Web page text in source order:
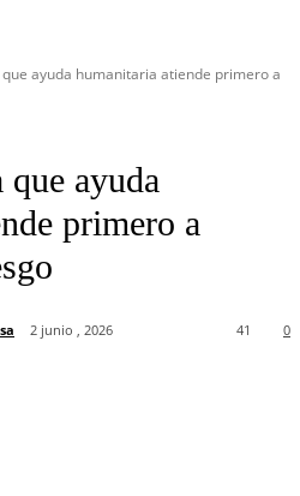
ayuda humanitaria atiende primero a
ayuda
primero a
2 junio , 2026 0
41